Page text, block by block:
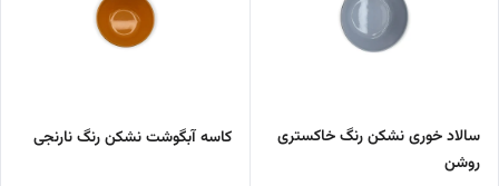
سالاد خوری نشکن رنگ خاکستری
روشن
کاسه آبگوشت نشکن رنگ نارنجی